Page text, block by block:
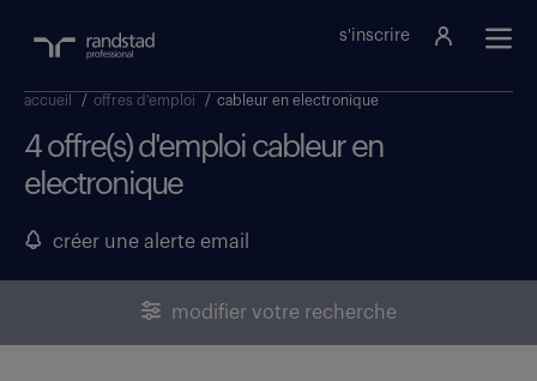
s'inscrire
accueil / offres d'emploi / cableur en electronique
4 offre(s) d'emploi cableur en
electronique
créer une alerte email
modifier votre recherche